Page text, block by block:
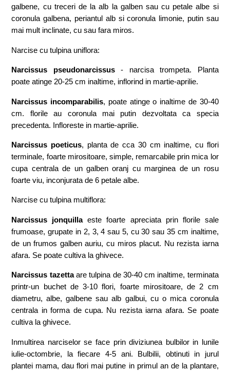
galbene, cu treceri de la alb la galben sau cu petale albe si
coronula galbena, periantul alb si coronula limonie, putin sau
mai mult inclinate, cu sau fara miros.
Narcise cu tulpina uniflora:
Narcissus pseudonarcissus- narcisa trompeta. Planta
poate atinge 20-25 cm inaltime, inflorind in martie-aprilie.
Narcissus incomparabilis, poate atinge o inaltime de 30-40
cm. florile au coronula mai putin dezvoltata ca specia
precedenta. Infloreste in martie-aprilie.
Narcissus poeticus, planta de cca 30 cm inaltime, cu flori
terminale, foarte mirositoare, simple, remarcabile prin mica lor
cupa centrala de un galben oranj cu marginea de un rosu
foarte viu, inconjurata de 6 petale albe.
Narcise cu tulpina multiflora:
Narcissus jonquillaeste foarte apreciata prin florile sale
frumoase, grupate in 2, 3, 4 sau 5, cu 30 sau 35 cm inaltime,
de un frumos galben auriu, cu miros placut. Nu rezista iarna
afara. Se poate cultiva la ghivece.
Narcissus tazettaare tulpina de 30-40 cm inaltime, terminata
printr-un buchet de 3-10 flori, foarte mirositoare, de 2 cm
diametru, albe, galbene sau alb galbui, cu o mica coronula
centrala in forma de cupa. Nu rezista iarna afara. Se poate
cultiva la ghivece.
Inmultirea narciselor se face prin diviziunea bulbilor in lunile
iulie-octombrie, la fiecare 4-5 ani. Bulbilii, obtinuti in jurul
plantei mama, dau flori mai putine in primul an de la plantare,